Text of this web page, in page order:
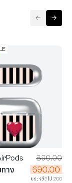
าง
890.00
690.00
ประหยัดไป 200